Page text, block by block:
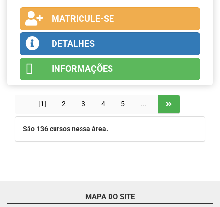
MATRICULE-SE
DETALHES
INFORMAÇÕES
[1] 2 3 4 5 ...
São 136cursos nessa área.
MAPA DO SITE